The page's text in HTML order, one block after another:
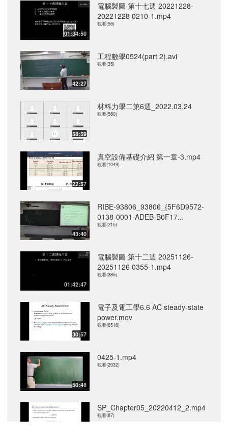
01:34:50
電腦製圖 第十七週 20221228-
20221228 0210-1.mp4
觀看(56)
42:27
工程數學0524(part 2).avi
觀看(35)
58:59
材料力學二第6週_2022.03.24
觀看(560)
22:57
真空設備基礎介紹 第一章-3.mp4
觀看(1049)
43:40
RIBE-93806_93806_{5F6D9572-
0138-0001-ADEB-B0F17...
觀看(215)
01:42:47
電腦製圖 第十二週 20251126-
20251126 0355-1.mp4
觀看(385)
30:57
電子及電工學6.6 AC steady-state
power.mov
觀看(6516)
50:48
0425-1.mp4
觀看(2032)
SP_Chapter05_20220412_2.mp4
觀看(87)